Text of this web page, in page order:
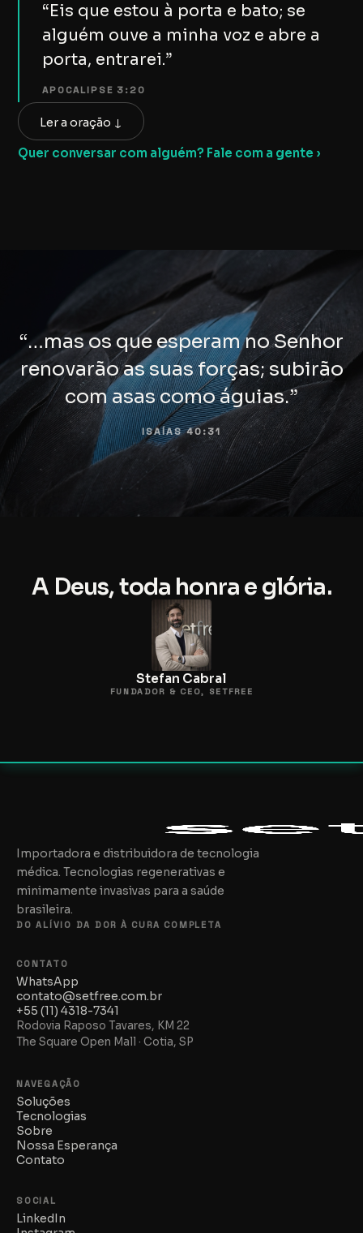
“Eis que estou à porta e bato; se
alguém ouve a minha voz e abre a
porta, entrarei.”
APOCALIPSE 3:20
Ler a oração ↓
Quer conversar com alguém? Fale com a gente ›
“…mas os que esperam no Senhor
renovarão as suas forças; subirão
com asas como águias.”
ISAÍAS 40:31
A Deus, toda honra e glória.
Stefan Cabral
FUNDADOR & CEO, SETFREE
Importadora e distribuidora de tecnologia
médica. Tecnologias regenerativas e
minimamente invasivas para a saúde
brasileira.
DO ALÍVIO DA DOR À CURA COMPLETA
CONTATO
WhatsApp
contato@setfree.com.br
+55 (11) 4318-7341
Rodovia Raposo Tavares, KM 22
The Square Open Mall · Cotia, SP
NAVEGAÇÃO
Soluções
Tecnologias
Sobre
Nossa Esperança
Contato
SOCIAL
LinkedIn